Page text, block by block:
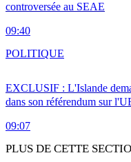
controversée au SEAE
09:40
EXCLUSIF : L'Islande
dans son référendum sur
09:07
POLITIQUE
PLUS DE CETTE